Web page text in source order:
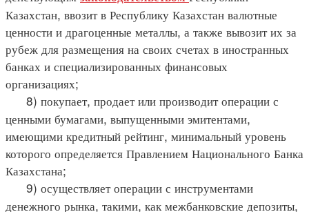
Казахстан, ввозит в Республику Казахстан валютные
ценности и драгоценные металлы, а также вывозит их за
рубеж для размещения на своих счетах в иностранных
банках и специализированных финансовых
организациях;
8) покупает, продает или производит операции с
ценными бумагами, выпущенными эмитентами,
имеющими кредитный рейтинг, минимальный уровень
которого определяется Правлением Национального Банка
Казахстана;
9) осуществляет операции с инструментами
денежного рынка, такими, как межбанковские депозиты,